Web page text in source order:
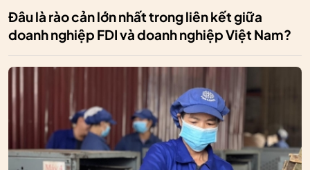
Đâu là rào cản lớn nhất trong liên kết giữa
doanh nghiệp FDI và doanh nghiệp Việt Nam?